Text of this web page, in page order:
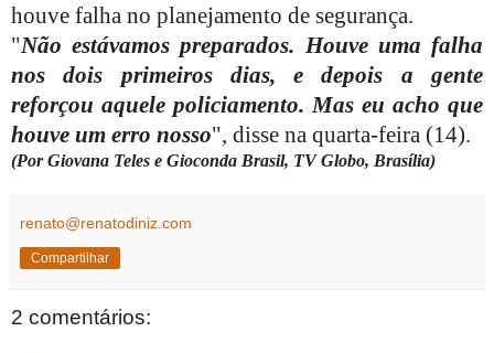
houve falha no planejamento de segurança.
"Não estávamos preparados. Houve uma falha
nos dois primeiros dias, e depois a gente
reforçou aquele policiamento. Mas eu acho que
houve um erro nosso", disse na quarta-feira (14).
(Por Giovana Teles e Gioconda Brasil, TV Globo, Brasília)
renato@renatodiniz.com
Compartilhar
2 comentários: